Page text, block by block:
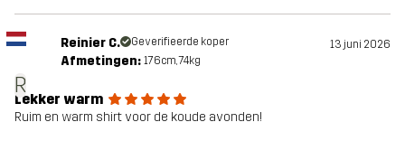
R
Reinier C. Geverifieerde koper 13 juni 2026
Afmetingen: 176cm, 74kg
Lekker warm
Ruim en warm shirt voor de koude avonden!